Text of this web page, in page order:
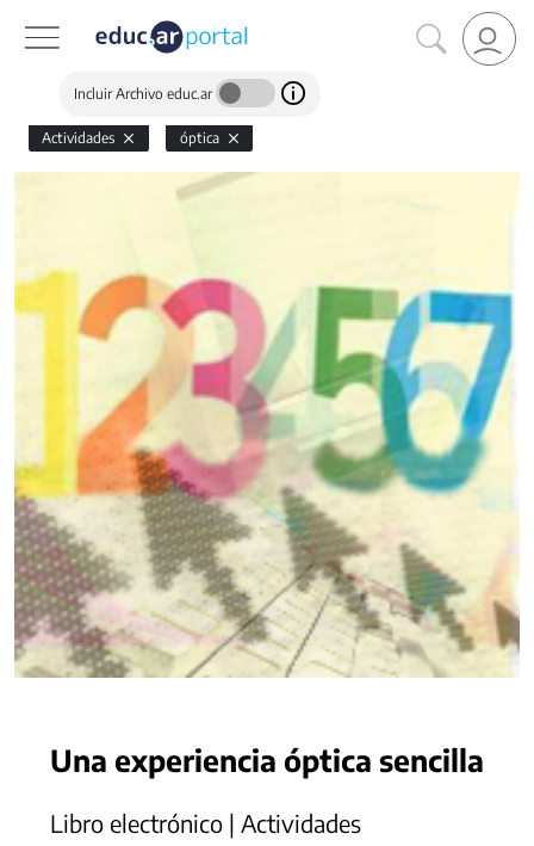
Incluir Archivo educ.ar
Actividades óptica
Una experiencia óptica sencilla
Libro electrónico | Actividades